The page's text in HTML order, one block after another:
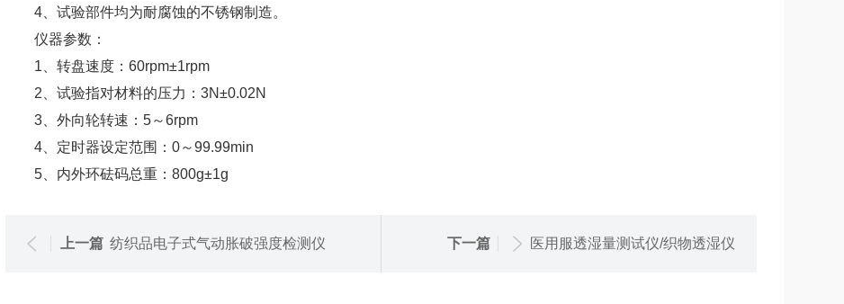
4、试验部件均为耐腐蚀的不锈钢制造。
仪器参数：
1、转盘速度：60rpm±1rpm
2、试验指对材料的压力：3N±0.02N
3、外向轮转速：5～6rpm
4、定时器设定范围：0～99.99min
5、内外环砝码总重：800g±1g
上一篇 纺织品电子式气动胀破强度检测仪 下一篇 医用服透湿量测试仪/织物透湿仪